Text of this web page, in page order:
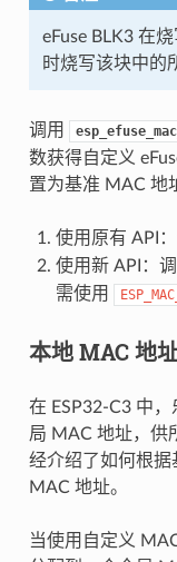
eFuse BLK3 在
时烧写该块中的
调用
数获得自定义
置为基准 MAC 地
使用原有 API
使用新 API：
需使用
本地 MAC 地
在 ESP32-C3 中
局 MAC 地址，供
经介绍了如何根
MAC 地址。
当使用自定义